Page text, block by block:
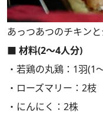
あっつあつのチキン
■ 材料(2～4人分)
・若鶏の丸鶏：1羽(1
・ローズマリー：2枝
・にんにく：2株